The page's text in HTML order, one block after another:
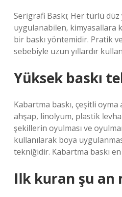
Serigrafi Baskı; Her türlü
uygulanabilen, kimyasallara
bir baskı yöntemidir. Pratik
sebebiyle uzun yıllardır
Yüksek baskı
Kabartma baskı, çeşitli
ahşap, linolyum, plastik
şekillerin oyulması ve
kullanılarak boya
tekniğidir. Kabartma baskı
Ilk kuran şu an